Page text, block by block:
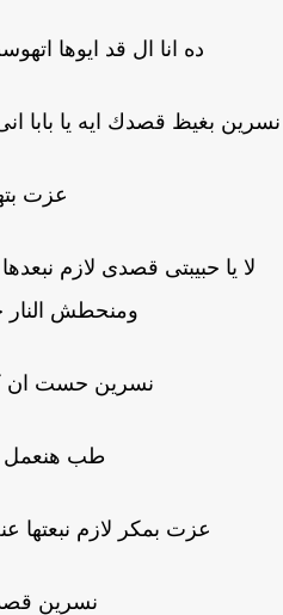
ده انا ال قد ايوها
بغيظ قصدك ايه يا بابا
عزت
لا يا حبيبتى قصدى لازم
ومنحطش النار
نسرين حست ان
طب هنعمل ايه
عزت بمكر لازم نبعتها عنه
نسرين